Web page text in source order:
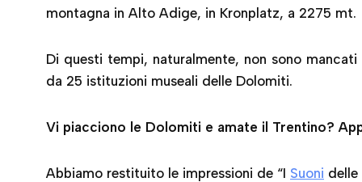
montagna in Alto Adige, in Kronplatz, a 2275 mt.
Di questi tempi, naturalmente, non sono
da 25 istituzioni museali delle Dolomiti.
Vi piacciono le Dolomiti e amate il Trentino?
Abbiamo restituito le impressioni de “I Suoni